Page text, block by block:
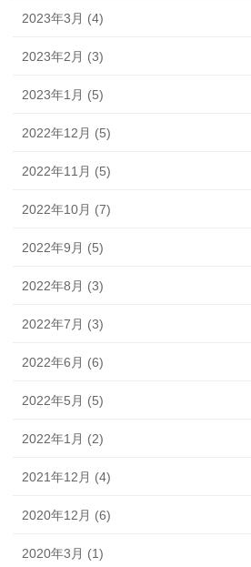
2023年3月 (4)
2023年2月 (3)
2023年1月 (5)
2022年12月 (5)
2022年11月 (5)
2022年10月 (7)
2022年9月 (5)
2022年8月 (3)
2022年7月 (3)
2022年6月 (6)
2022年5月 (5)
2022年1月 (2)
2021年12月 (4)
2020年12月 (6)
2020年3月 (1)